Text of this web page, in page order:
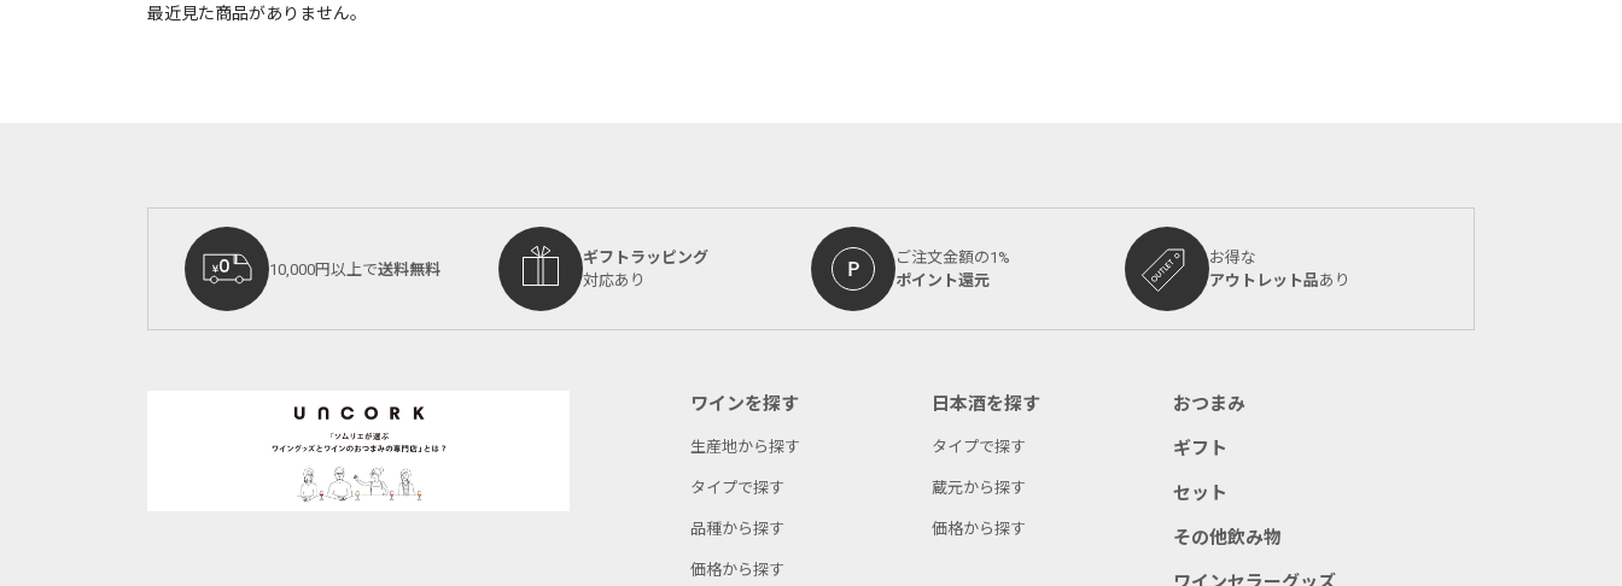
最近見た商品がありません。
10,000円以上で送料無料
ギフトラッピング
対応あり
ご注文金額の1%
ポイント還元
お得な
アウトレット品あり
ワインを探す
生産地から探す
タイプで探す
品種から探す
価格から探す
日本酒を探す
タイプで探す
蔵元から探す
価格から探す
おつまみ
ギフト
セット
その他飲み物